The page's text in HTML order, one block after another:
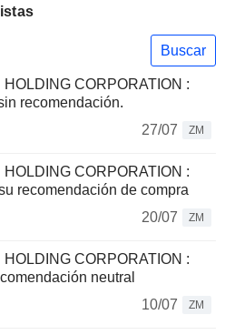
Buscar
CORPORATION :
recomendación.
27/07
ZM
CORPORATION :
recomendación de compra
20/07
ZM
CORPORATION :
neutral
10/07
ZM